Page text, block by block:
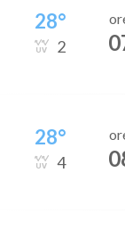
28°
2
28°
4